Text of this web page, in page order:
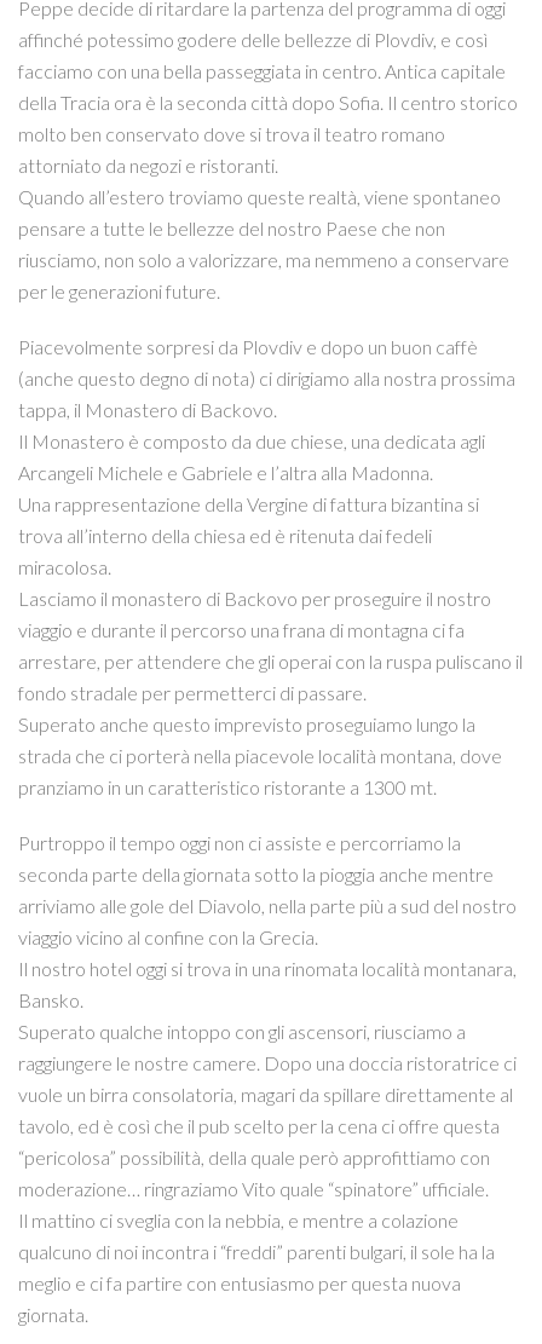
Peppe decide di ritardare la partenza del programma di oggi
affinché potessimo godere delle bellezze di Plovdiv, e così
facciamo con una bella passeggiata in centro. Antica capitale
della Tracia ora è la seconda città dopo Sofia. Il centro storico
molto ben conservato dove si trova il teatro romano
attorniato da negozi e ristoranti.
Quando all’estero troviamo queste realtà, viene spontaneo
pensare a tutte le bellezze del nostro Paese che non
riusciamo, non solo a valorizzare, ma nemmeno a conservare
per le generazioni future.
Piacevolmente sorpresi da Plovdiv e dopo un buon caffè
(anche questo degno di nota) ci dirigiamo alla nostra prossima
tappa, il Monastero di Backovo.
Il Monastero è composto da due chiese, una dedicata agli
Arcangeli Michele e Gabriele e l’altra alla Madonna.
Una rappresentazione della Vergine di fattura bizantina si
trova all’interno della chiesa ed è ritenuta dai fedeli
miracolosa.
Lasciamo il monastero di Backovo per proseguire il nostro
viaggio e durante il percorso una frana di montagna ci fa
arrestare, per attendere che gli operai con la ruspa puliscano il
fondo stradale per permetterci di passare.
Superato anche questo imprevisto proseguiamo lungo la
strada che ci porterà nella piacevole località montana, dove
pranziamo in un caratteristico ristorante a 1300 mt.
Purtroppo il tempo oggi non ci assiste e percorriamo la
seconda parte della giornata sotto la pioggia anche mentre
arriviamo alle gole del Diavolo, nella parte più a sud del nostro
viaggio vicino al confine con la Grecia.
Il nostro hotel oggi si trova in una rinomata località montanara,
Bansko.
Superato qualche intoppo con gli ascensori, riusciamo a
raggiungere le nostre camere. Dopo una doccia ristoratrice ci
vuole un birra consolatoria, magari da spillare direttamente al
tavolo, ed è così che il pub scelto per la cena ci offre questa
“pericolosa” possibilità, della quale però approfittiamo con
moderazione… ringraziamo Vito quale “spinatore” ufficiale.
Il mattino ci sveglia con la nebbia, e mentre a colazione
qualcuno di noi incontra i “freddi” parenti bulgari, il sole ha la
meglio e ci fa partire con entusiasmo per questa nuova
giornata.